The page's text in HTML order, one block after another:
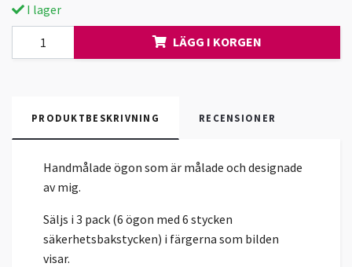
I lager
LÄGG I KORGEN
PRODUKTBESKRIVNING RECENSIONER
Handmålade ögon som är målade och designade
av mig.
Säljs i 3 pack (6 ögon med 6 stycken
säkerhetsbakstycken) i färgerna som bilden
visar.